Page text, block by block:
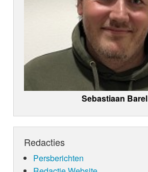
Sebastiaan Barel
Redacties
Persberichten